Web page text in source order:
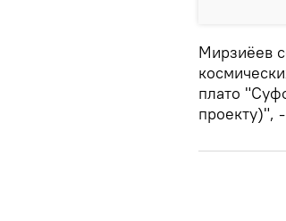
Мирзиёев
плато
проекту)",